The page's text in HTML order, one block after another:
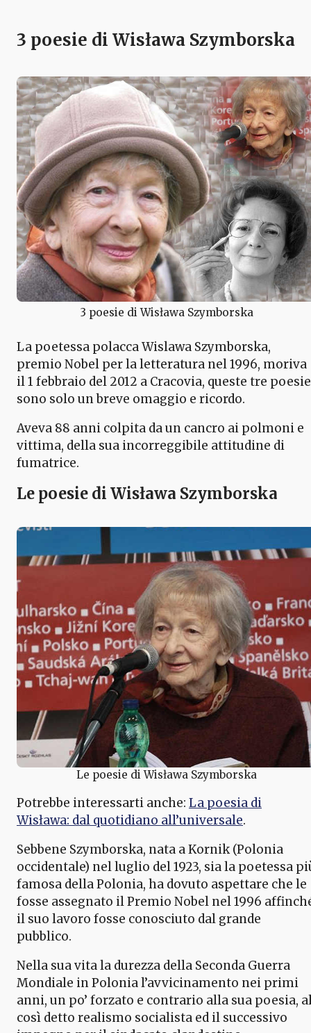
3 poesie di Wisława Szymborska
3 poesie di Wisława Szymborska
La poetessa polacca Wislawa Szymborska,
premio Nobel per la letteratura nel 1996, moriva
il 1 febbraio del 2012 a Cracovia, queste tre poesie
sono solo un breve omaggio e ricordo.
Aveva 88 anni colpita da un cancro ai polmoni e
vittima, della sua incorreggibile attitudine di
fumatrice.
Le poesie di Wisława Szymborska
Le poesie di Wisława Szymborska
Potrebbe interessarti anche: La poesia di
Wisława: dal quotidiano all’universale.
Sebbene Szymborska, nata a Kornik (Polonia
occidentale) nel luglio del 1923, sia la poetessa
famosa della Polonia, ha dovuto aspettare che le
fosse assegnato il Premio Nobel nel 1996
il suo lavoro fosse conosciuto dal grande
pubblico.
Nella sua vita la durezza della Seconda Guerra
Mondiale in Polonia l’avvicinamento nei primi
anni, un po’ forzato e contrario alla sua poesia,
così detto realismo socialista ed il successivo